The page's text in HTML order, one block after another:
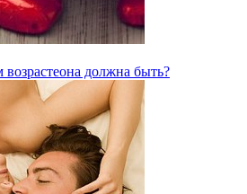
возрастеона должна быть?